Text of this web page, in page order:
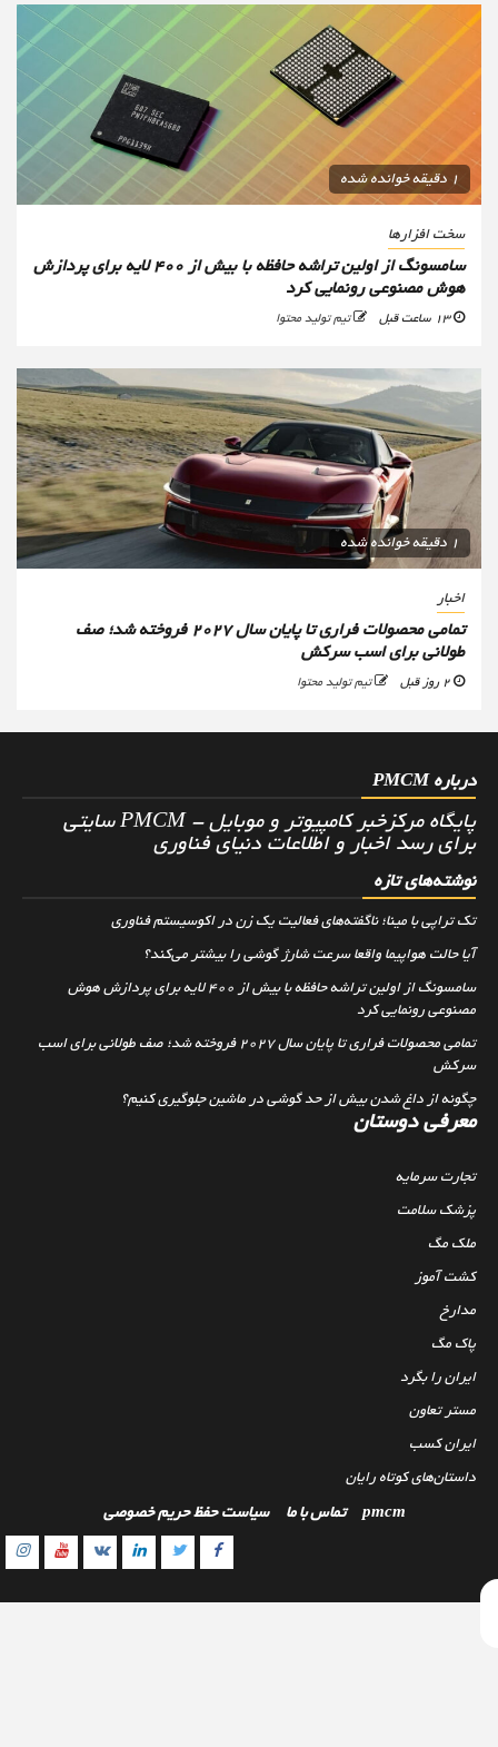
سخت افزارها
سامسونگ از اولین تراشه حافظه با بیش از ۴۰۰ لایه برای پردازش
هوش مصنوعی رونمایی کرد
تیم تولید محتوا
اخبار
تمامی محصولات فراری تا پایان سال ۲۰۲۷ فروخته شد؛ صف
طولانی برای اسب سرکش
تیم تولید محتوا
درباره PMCM
پایگاه مرکزخبر کامپیوتر و موبایل - PMCM سایتی
برای رسد اخبار و اطلاعات دنیای فناوری
نوشته‌های تازه
تک تراپی با مینا؛ ناگفته‌های فعالیت یک زن در اکوسیستم فناوری
آیا حالت هواپیما واقعا سرعت شارژ گوشی را بیشتر می‌کند؟
سامسونگ از اولین تراشه حافظه با بیش از ۴۰۰ لایه برای پردازش هوش
مصنوعی رونمایی کرد
تمامی محصولات فراری تا پایان سال ۲۰۲۷ فروخته شد؛ صف طولانی برای اسب
سرکش
چگونه از داغ شدن بیش از حد گوشی در ماشین جلوگیری کنیم؟
معرفی دوستان
تجارت سرمایه
پزشک سلامت
ملک مگ
کشت آموز
مدارخ
پاک مگ
ایران را بگرد
مستر تعاون
ایران کسب
داستان‌های کوتاه رایان
pmcm تماس با ما سیاست حفظ حریم خصوصی
Facebook
Twitter
Linkedin
VK